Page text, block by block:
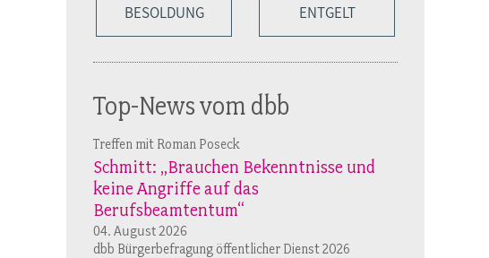
BESOLDUNG ENTGELT
Top-News vom dbb
Treffen mit Roman Poseck
Schmitt: „Brauchen Bekenntnisse und
keine Angriffe auf das
Berufsbeamtentum“
04. August 2026
dbb Bürgerbefragung öffentlicher Dienst 2026